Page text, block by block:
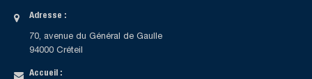
Adresse :
70, avenue du Général de Gaulle
94000 Créteil
Accueil :